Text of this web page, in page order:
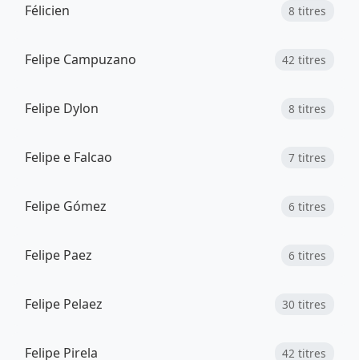
Félicien 8 titres
Felipe Campuzano 42 titres
Felipe Dylon 8 titres
Felipe e Falcao 7 titres
Felipe Gómez 6 titres
Felipe Paez 6 titres
Felipe Pelaez 30 titres
Felipe Pirela 42 titres